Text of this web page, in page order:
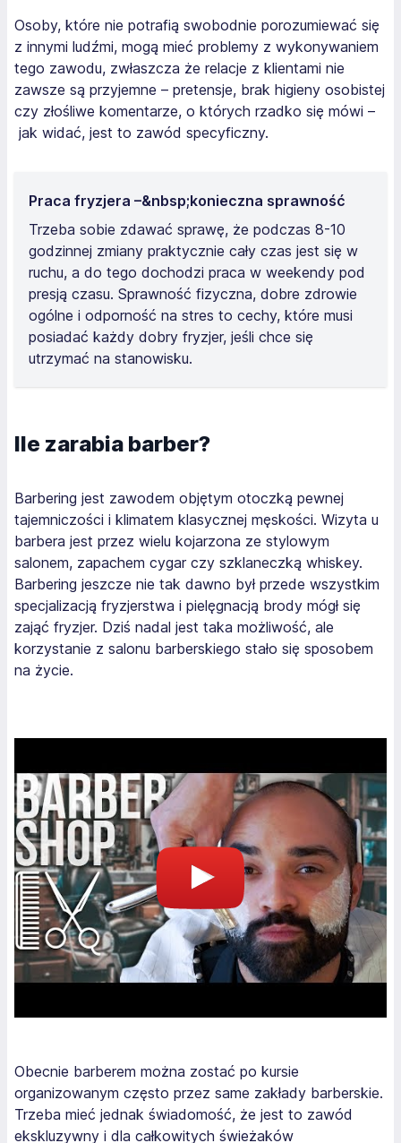
Osoby, które nie potrafią swobodnie porozumiewać się
z innymi ludźmi, mogą mieć problemy z wykonywaniem
tego zawodu, zwłaszcza że relacje z klientami nie
zawsze są przyjemne – pretensje, brak higieny osobistej
czy złośliwe komentarze, o których rzadko się mówi –
jak widać, jest to zawód specyficzny.
Praca fryzjera –&nbsp;konieczna sprawność
Trzeba sobie zdawać sprawę, że podczas 8-10
godzinnej zmiany praktycznie cały czas jest się w
ruchu, a do tego dochodzi praca w weekendy pod
presją czasu. Sprawność fizyczna, dobre zdrowie
ogólne i odporność na stres to cechy, które musi
posiadać każdy dobry fryzjer, jeśli chce się
utrzymać na stanowisku.
Ile zarabia barber?
Barbering jest zawodem objętym otoczką pewnej
tajemniczości i klimatem klasycznej męskości. Wizyta u
barbera jest przez wielu kojarzona ze stylowym
salonem, zapachem cygar czy szklaneczką whiskey.
Barbering jeszcze nie tak dawno był przede wszystkim
specjalizacją fryzjerstwa i pielęgnacją brody mógł się
zająć fryzjer. Dziś nadal jest taka możliwość, ale
korzystanie z salonu barberskiego stało się sposobem
na życie.
Obecnie barberem można zostać po kursie
organizowanym często przez same zakłady barberskie.
Trzeba mieć jednak świadomość, że jest to zawód
ekskluzywny i dla całkowitych świeżaków